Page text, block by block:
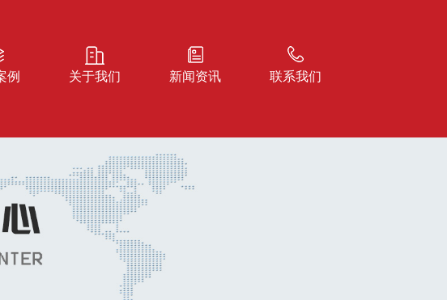
例 关于我们 新闻资讯 联系我们